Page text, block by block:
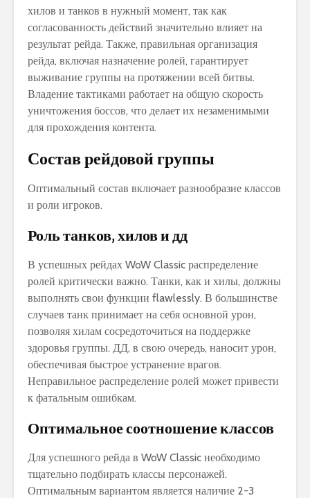
хилов и танков в нужный момент‚ так как
согласованность действий значительно влияет на
результат рейда. Также‚ правильная организация
рейда‚ включая назначение ролей‚ гарантирует
выживание группы на протяжении всей битвы.
Владение тактиками работает на общую скорость
уничтожения боссов‚ что делает их незаменимыми
для прохождения контента.
Состав рейдовой группы
Оптимальный состав включает разнообразие классов
и роли игроков.
Роль танков‚ хилов и дд
В успешных рейдах WoW Classic распределение
ролей критически важно. Танки‚ как и хилы‚ должны
выполнять свои функции flawlessly. В большинстве
случаев танк принимает на себя основной урон‚
позволяя хилам сосредоточиться на поддержке
здоровья группы. ДД‚ в свою очередь‚ наносит урон‚
обеспечивая быстрое устранение врагов.
Неправильное распределение ролей может привести
к фатальным ошибкам.
Оптимальное соотношение классов
Для успешного рейда в WoW Classic необходимо
тщательно подбирать классы персонажей.
Оптимальным вариантом является наличие 2-3